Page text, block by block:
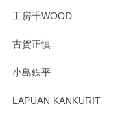
す。 素敵な湯呑みで
工房千WOOD
古賀正慎
小島鉄平
LAPUAN KANKURIT